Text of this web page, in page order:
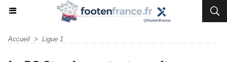
Accueil > Ligue 1